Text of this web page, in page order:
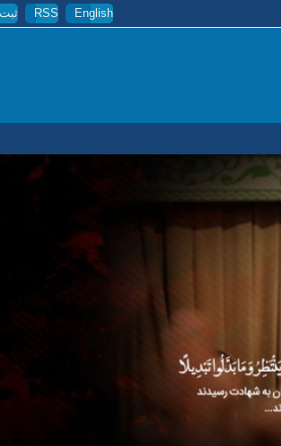
English
RSS